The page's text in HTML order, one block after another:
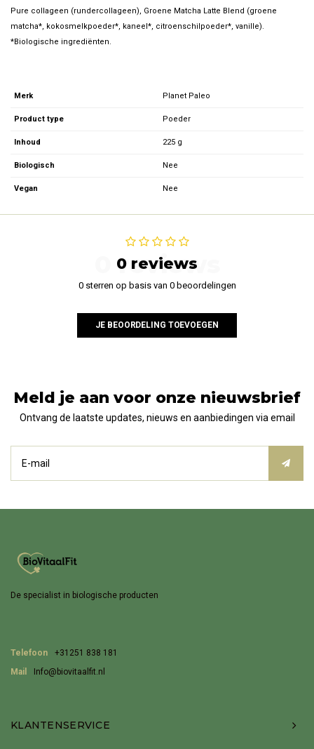
Pure collageen (rundercollageen), Groene Matcha Latte Blend (groene
matcha*, kokosmelkpoeder*, kaneel*, citroenschilpoeder*, vanille).
*Biologische ingrediënten.
Merk Planet Paleo
Product type Poeder
Inhoud 225 g
Biologisch Nee
Vegan Nee
0 reviews
0 reviews
0 sterren op basis van 0 beoordelingen
JE BEOORDELING TOEVOEGEN
Meld je aan voor onze nieuwsbrief
Ontvang de laatste updates, nieuws en aanbiedingen via email
De specialist in biologische producten
Telefoon
+31251 838 181
Mail
Info@biovitaalfit.nl
KLANTENSERVICE